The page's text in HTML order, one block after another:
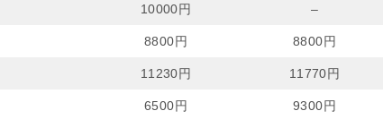
10000円 –
8800円 8800円
11230円 11770円
6500円 9300円